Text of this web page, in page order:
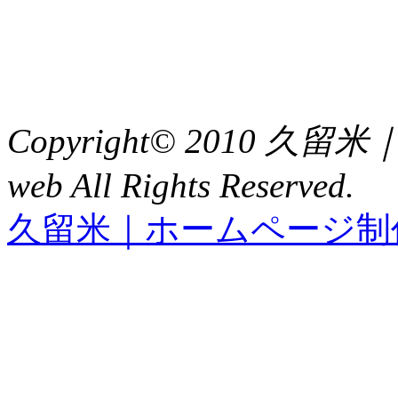
Copyright© 2010 久留米
web All Rights Reserved.
久留米｜ホームページ